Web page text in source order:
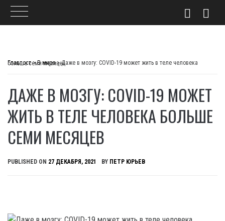
Главпост>В мире>
Даже в мозгу: COVID-19 может жить в теле человека больше семи месяцев
ДАЖЕ В МОЗГУ: COVID-19 МОЖЕТ
ЖИТЬ В ТЕЛЕ ЧЕЛОВЕКА БОЛЬШЕ
СЕМИ МЕСЯЦЕВ
PUBLISHED ON 27 ДЕКАБРЯ, 2021 BY ПЕТР ЮРЬЕВ